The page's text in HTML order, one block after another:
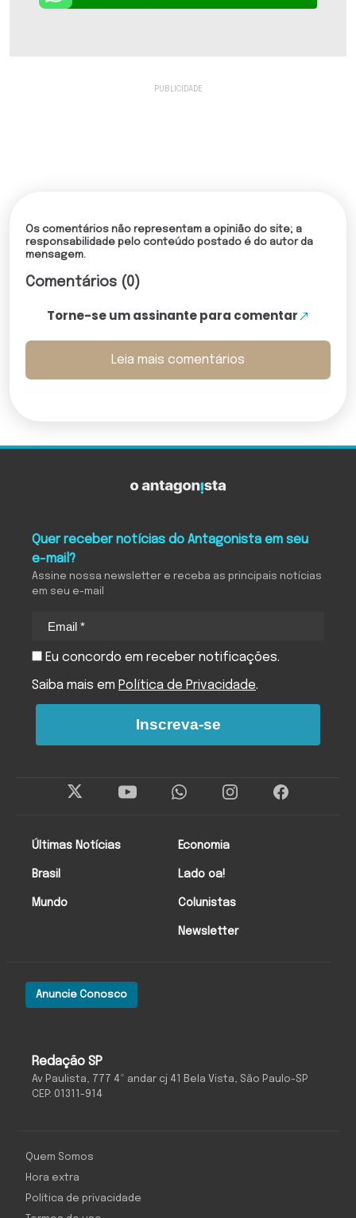
Os comentários não representam a opinião do site; a
responsabilidade pelo conteúdo postado é do autor da
mensagem.
Comentários (0)
Torne-se um assinante para comentar
Leia mais comentários
Redação SP
Av Paulista, 777 4º andar cj 41 Bela Vista, São Paulo-SP
CEP: 01311-914
Anuncie Conosco
Últimas Notícias
Brasil
Mundo
Economia
Lado oa!
Colunistas
Newsletter
Quer receber notícias do Antagonista em seu
e-mail?
Assine nossa newsletter e receba as principais notícias
em seu e-mail
Eu concordo em receber notificações.
Saiba mais em Política de Privacidade.
Inscreva-se
Quem Somos
Hora extra
Política de privacidade